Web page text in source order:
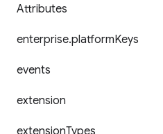
Attributes
enterprise.platformKeys
events
extension
extensionTypes